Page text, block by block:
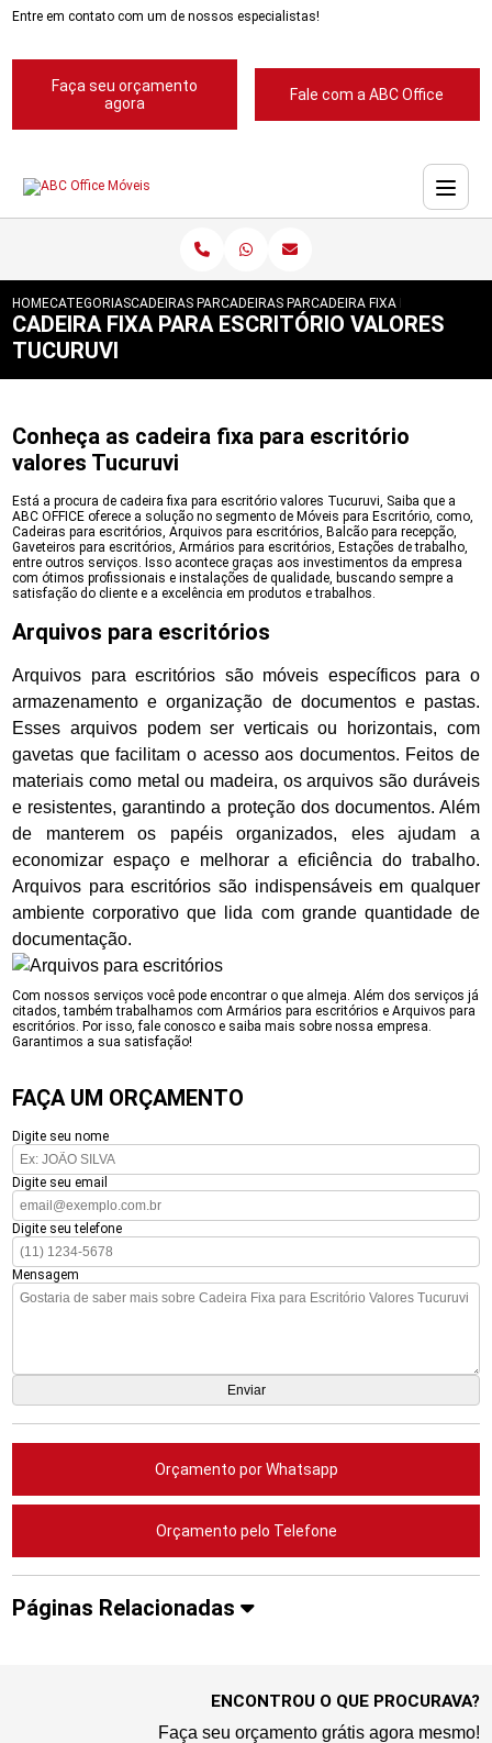
Entre em contato com um de nossos especialistas!
Faça seu orçamento
agora
Fale com a ABC Office
HOMECATEGORIASCADEIRAS PARA ESCRITORIOS
CADEIRAS PARA ESCRITORIOS ABC
CADEIRA FIXA PARA
CADEIRA FIXA PARA ESCRITÓRIO VALORES
TUCURUVI
Conheça as cadeira fixa para escritório
valores Tucuruvi
Está a procura de cadeira fixa para escritório valores Tucuruvi, Saiba que a
ABC OFFICE oferece a solução no segmento de Móveis para Escritório, como,
Cadeiras para escritórios, Arquivos para escritórios, Balcão para recepção,
Gaveteiros para escritórios, Armários para escritórios, Estações de trabalho,
entre outros serviços. Isso acontece graças aos investimentos da empresa
com ótimos profissionais e instalações de qualidade, buscando sempre a
satisfação do cliente e a excelência em produtos e trabalhos.
Arquivos para escritórios
Arquivos para escritórios são móveis específicos para o
armazenamento e organização de documentos e pastas.
Esses arquivos podem ser verticais ou horizontais, com
gavetas que facilitam o acesso aos documentos. Feitos de
materiais como metal ou madeira, os arquivos são duráveis
e resistentes, garantindo a proteção dos documentos. Além
de manterem os papéis organizados, eles ajudam a
economizar espaço e melhorar a eficiência do trabalho.
Arquivos para escritórios são indispensáveis em qualquer
ambiente corporativo que lida com grande quantidade de
documentação.
Com nossos serviços você pode encontrar o que almeja. Além dos serviços já
citados, também trabalhamos com Armários para escritórios e Arquivos para
escritórios. Por isso, fale conosco e saiba mais sobre nossa empresa.
Garantimos a sua satisfação!
FAÇA UM ORÇAMENTO
Digite seu nome
Digite seu email
Digite seu telefone
Mensagem
Orçamento por Whatsapp
Orçamento pelo Telefone
Páginas Relacionadas
ENCONTROU O QUE PROCURAVA?
Faça seu orçamento grátis agora mesmo!